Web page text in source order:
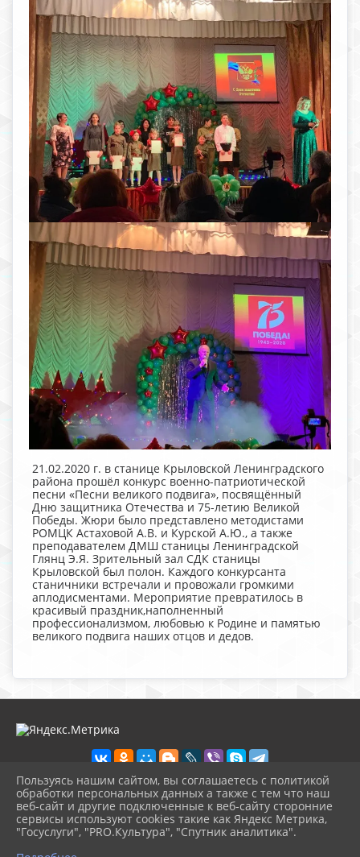
21.02.2020 г. в станице Крыловской Ленинградского
района прошёл конкурс военно-патриотической
песни «Песни великого подвига», посвящённый
Дню защитника Отечества и 75-летию Великой
Победы. Жюри было представлено методистами
РОМЦК Астаховой А.В. и Курской А.Ю., а также
преподавателем ДМШ станицы Ленинградской
Глянц Э.Я. Зрительный зал СДК станицы
Крыловской был полон. Каждого конкурсанта
станичники встречали и провожали громкими
аплодисментами. Мероприятие превратилось в
красивый праздник,наполненный
профессионализмом, любовью к Родине и памятью
великого подвига наших отцов и дедов.
2026 г. lenmuz.ru
Вход
Карта сайта
Политика обработки персональных данных
Пользуясь нашим сайтом, вы соглашаетесь с политикой
обработки персональных данных а также с тем что наш
веб-сайт и другие подключенные к веб-сайту сторонние
сервисы используют cookies такие как Яндекс Метрика,
"Госуслуги", "PRO.Культура", "Спутник аналитика".